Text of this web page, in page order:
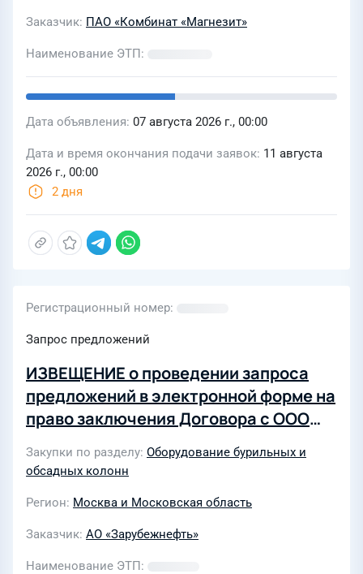
Заказчик ПАО «Комбинат «Магнезит»
Наименование ЭТП
Дата объявления 07 августа 2026 г., 00:00
Дата и время окончания подачи заявок 11 августа
2026 г., 00:00
2 дня
Регистрационный номер
Запрос предложений
ИЗВЕЩЕНИЕ о проведении запроса
предложений в электронной форме на
право заключения Договора с ООО
«РМНТК «Нефтеотдача» на Поставку
технологической оснастки для
Закупки по разделу Оборудование бурильных и
обсадных колонн
Регион Москва и Московская область
Заказчик АО «Зарубежнефть»
Наименование ЭТП